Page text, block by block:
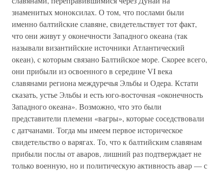
знаменитых моноксилах. О том, что послами были
именно балтийские славяне, свидетельствует тот факт,
что они живут у оконечности Западного океана (так
называли византийские источники Атлантический
океан), с которым связано Балтийское море. Скорее всего,
они прибыли из освоенного в середине VI века
славянами региона междуречья Эльбы и Одера. Кстати
сказать, устье Эльбы и есть юго-восточная «оконечность
Западного океана». Возможно, что это были
представители племени «вагры», которые соседствовали
с датчанами. Тогда мы имеем первое историческое
свидетельство о варягах. То, что к балтийским славянам
прибыли послы от аваров, лишний раз подтверждает не
только военную, но и политическую активность авар — с